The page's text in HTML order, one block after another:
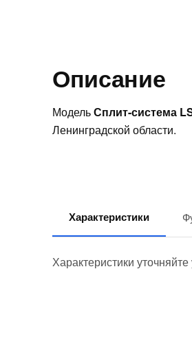
Описание
МодельСплит-система
Ленинградской области.
Характеристики
Характеристики